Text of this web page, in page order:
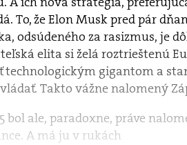
To, že Elon Musk pred pár
odsúdeného za rasizmus, je
elita si želá roztrieštenú
technologickým gigantom a
Takto vážne nalomený
bol ale, paradoxne, práve
A má ju v rukách